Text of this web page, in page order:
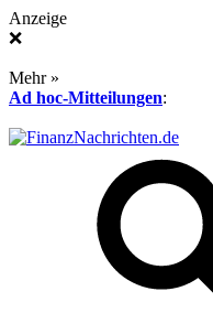
Anzeige
❌
Mehr »
Ad hoc-Mitteilungen: